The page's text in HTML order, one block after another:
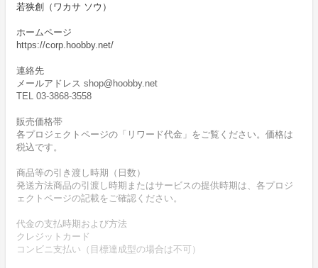
若狭創（ワカサ ソウ）
ホームページ
https://corp.hoobby.net/
連絡先
メールアドレス shop@hoobby.net
TEL 03-3868-3558
販売価格帯
各プロジェクトページの「リワード代金」をご覧ください。価格は
税込です。
商品等の引き渡し時期（日数）
発送方法商品の引渡し時期またはサービスの提供時期は、各プロジ
ェクトページの記載をご確認ください。
代金の支払時期および方法
クレジットカード
コンビニ支払い（目標達成型の場合は不可）